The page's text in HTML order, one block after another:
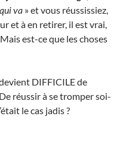
va » et vous réussissiez,
et à en retirer, il est vrai,
est-ce que les choses
DIFFICILE de
réussir à se tromper soi-
le cas jadis ?